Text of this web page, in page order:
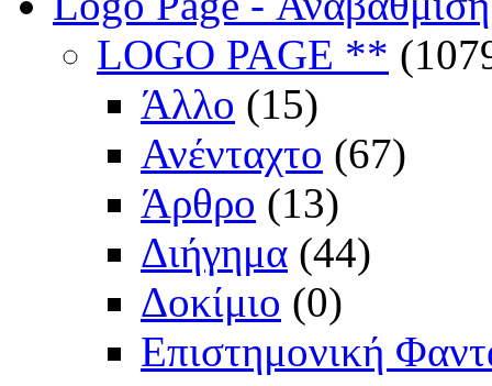
LOGO PAGE **
Άλλο (15)
Ανένταχτο (67)
Άρθρο (13)
Διήγημα (44)
Δοκίμιο (0)
Επιστημονική